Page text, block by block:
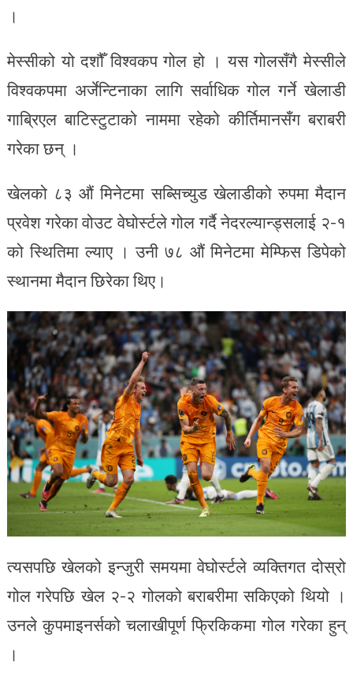
।
मेस्सीको यो दशौँ विश्वकप गोल हो । यस गोलसँगै मेस्सीले
विश्वकपमा अर्जेन्टिनाका लागि सर्वाधिक गोल गर्ने खेलाडी
गाब्रिएल बाटिस्टुटाको नाममा रहेको कीर्तिमानसँग बराबरी
गरेका छन् ।
खेलको ८३ औं मिनेटमा सब्सिच्युड खेलाडीको रुपमा मैदान
प्रवेश गरेका वोउट वेघोर्स्टले गोल गर्दै नेदरल्यान्ड्सलाई २-१
को स्थितिमा ल्याए । उनी ७८ औं मिनेटमा मेम्फिस डिपेको
स्थानमा मैदान छिरेका थिए।
त्यसपछि खेलको इन्जुरी समयमा वेघोर्स्टले व्यक्तिगत दोस्रो
गोल गरेपछि खेल २-२ गोलको बराबरीमा सकिएको थियो ।
उनले कुपमाइनर्सको चलाखीपूर्ण फ्रिकिकमा गोल गरेका हुन्
।